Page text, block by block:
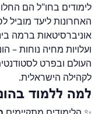
לימודים בחו"ל הם
האחרונות ליעד מוביל
אוניברסיטאות ברמה
ועלויות מחיה נוחות –
העולם ובפרט
לקהילה הישראלית.
למה ללמוד